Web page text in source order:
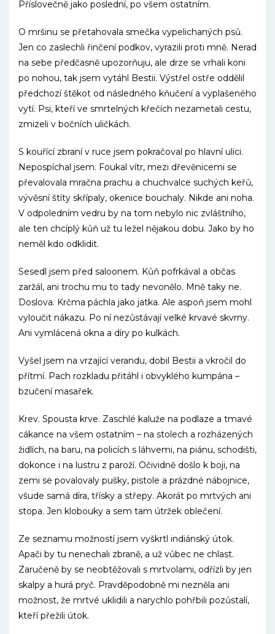
Příslovečně jako poslední, po všem ostatním.
O mršinu se přetahovala smečka vypelichaných psů.
Jen co zaslechli řinčení podkov, vyrazili proti mně. Nerad
na sebe předčasně upozorňuju, ale drze se vrhali koni
po nohou, tak jsem vytáhl Bestii. Výstřel ostře oddělil
předchozí štěkot od následného kňučení a vyplašeného
vytí. Psi, kteří ve smrtelných křečích nezametali cestu,
zmizeli v bočních uličkách.
S kouřící zbraní v ruce jsem pokračoval po hlavní ulici.
Nepospíchal jsem. Foukal vítr, mezi dřevěnicemi se
převalovala mračna prachu a chuchvalce suchých keřů,
vývěsní štíty skřípaly, okenice bouchaly. Nikde ani noha.
V odpoledním vedru by na tom nebylo nic zvláštního,
ale ten chcíplý kůň už tu ležel nějakou dobu. Jako by ho
neměl kdo odklidit.
Sesedl jsem před saloonem. Kůň pofrkával a občas
zaržál, ani trochu mu to tady nevonělo. Mně taky ne.
Doslova. Krčma páchla jako jatka. Ale aspoň jsem mohl
vyloučit nákazu. Po ní nezůstávají velké krvavé skvrny.
Ani vymlácená okna a díry po kulkách.
Vyšel jsem na vrzající verandu, dobil Bestii a vkročil do
přítmí. Pach rozkladu přitáhl i obvyklého kumpána –
bzučení masařek.
Krev. Spousta krve. Zaschlé kaluže na podlaze a tmavé
cákance na všem ostatním – na stolech a rozházených
židlích, na baru, na policích s láhvemi, na piánu, schodišti,
dokonce i na lustru z paroží. Očividně došlo k boji, na
zemi se povalovaly pušky, pistole a prázdné nábojnice,
všude samá díra, třísky a střepy. Akorát po mrtvých ani
stopa. Jen klobouky a sem tam útržek oblečení.
Ze seznamu možností jsem vyškrtl indiánský útok.
Apači by tu nenechali zbraně, a už vůbec ne chlast.
Zaručeně by se neobtěžovali s mrtvolami, odřízli by jen
skalpy a hurá pryč. Pravděpodobně mi nezněla ani
možnost, že mrtvé uklidili a narychlo pohřbili pozůstalí,
kteří přežili útok.